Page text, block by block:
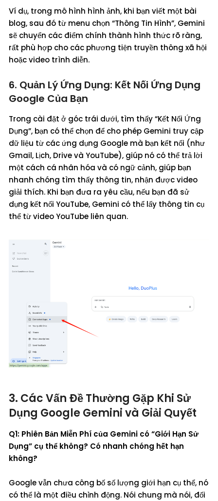
Ví dụ, trong mô hình hình ảnh, khi bạn viết một bài
blog, sau đó từ menu chọn “Thông Tin Hình”, Gemini
sẽ chuyển các điểm chính thành hình thức rõ ràng,
rất phù hợp cho các phương tiện truyền thông xã hội
hoặc video trình diễn.
6. Quản Lý Ứng Dụng: Kết Nối Ứng Dụng
Google Của Bạn
Trong cài đặt ở góc trái dưới, tìm thấy “Kết Nối Ứng
Dụng”, bạn có thể chọn để cho phép Gemini truy cập
dữ liệu từ các ứng dụng Google mà bạn kết nối (như
Gmail, Lịch, Drive và YouTube), giúp nó có thể trả lời
một cách cá nhân hóa và có ngữ cảnh, giúp bạn
nhanh chóng tìm thấy thông tin, nhận được video
giải thích. Khi bạn đưa ra yêu cầu, nếu bạn đã sử
dụng kết nối YouTube, Gemini có thể lấy thông tin cụ
thể từ video YouTube liên quan.
3. Các Vấn Đề Thường Gặp Khi Sử
Dụng Google Gemini và Giải Quyết
Q1: Phiên Bản Miễn Phí của Gemini có “Giới Hạn Sử
Dụng” cụ thể không? Có nhanh chóng hết hạn
không?
Google vẫn chưa công bố số lượng giới hạn cụ thể, nó
có thể là một điều chỉnh động. Nói chung mà nói, đối